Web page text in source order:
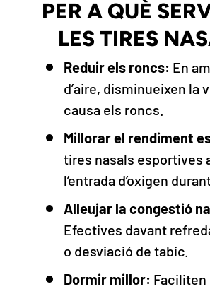
PER A QUÈ
LES TIRES
Reduir els roncs: En
d’aire, disminueixen la
causa els roncs.
Millorar el rendiment
tires nasals esportives
l’entrada d’oxigen
Alleujar la congestió
Efectives davant
o desviació de tabic.
Dormir millor: Faciliten